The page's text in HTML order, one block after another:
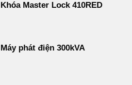
Khóa Master Lock 410RED
Máy phát điện 300kVA